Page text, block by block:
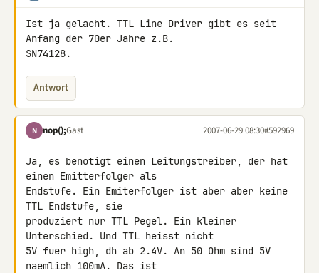
Ist ja gelacht. TTL Line Driver gibt es seit
Anfang der 70er Jahre z.B.
SN74128.
Antwort
N nop();Gast 2007-06-29 08:30#592969
Ja, es benotigt einen Leitungstreiber, der hat
einen Emitterfolger als
Endstufe. Ein Emiterfolger ist aber aber keine
TTL Endstufe, sie
produziert nur TTL Pegel. Ein kleiner
Unterschied. Und TTL heisst nicht
5V fuer high, dh ab 2.4V. An 50 Ohm sind 5V
naemlich 100mA. Das ist